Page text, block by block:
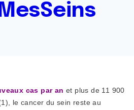
cas par an et plus de 11 900
, le cancer du sein reste au